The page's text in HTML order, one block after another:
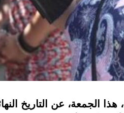
الجمعة، عن التاريخ